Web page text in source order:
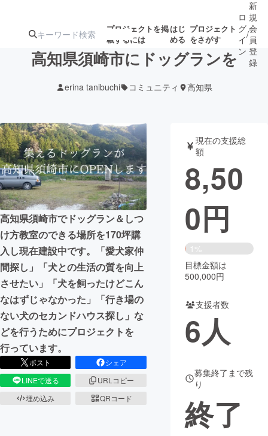
プロジェクトを掲
載するには
はじ
める
プロジェクト
をさがす
アート・写真
テクノロジー・ガジェット ゲーム・サ
映像・映画
ビジネス・起業 チャレンジ
まちづくり・地域活性化
CAMPFIRE for Social Good
CAMPFIRE Creation
CAMPFIREふるさと納税
コミュニティ
ロ
グ
イ
ン
/
新
規
会
員
登
録
高知県須崎市にドッグランを
erina tanibuchi コミュニティ 高知県
高知県須崎市でドッグラン＆しつ
け方教室のできる場所を170坪購
入し現在建設中です。「愛犬家仲
間探し」「犬との生活の質を向上
させたい」「犬を飼ったけどこん
なはずじゃなかった」「行き場の
ない犬のセカンドハウス探し」な
どを行うためにプロジェクトを
行っています。
ポスト
シェア
LINEで送る
URLコピー
埋め込み
QRコード
現在の支援総
額
8,50
0円
1%
目標金額は
500,000円
支援者数
6人
募集終了まで残
り
終了